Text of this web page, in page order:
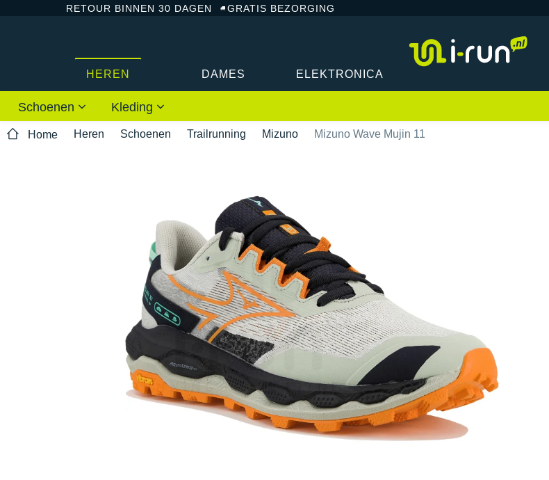
RETOUR BINNEN 30 DAGEN GRATIS BEZORGING
HEREN DAMES ELEKTRONICA
Schoenen Kleding
Home Heren Schoenen Trailrunning Mizuno Mizuno Wave Mujin 11